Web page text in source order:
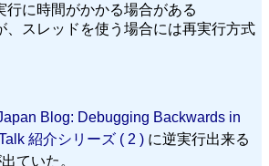
行に時間がかかる場合がある
、スレッドを使う場合には再実行方式
Blog: Debugging Backwards in
紹介シリーズ ( 2 ) に逆実行出来る
ていた。